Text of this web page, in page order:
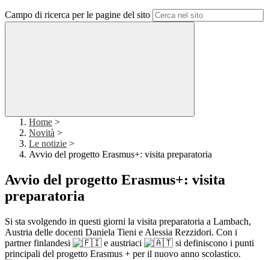
Campo di ricerca per le pagine del sito
Home >
Novità >
Le notizie >
Avvio del progetto Erasmus+: visita preparatoria
Avvio del progetto Erasmus+: visita
preparatoria
Si sta svolgendo in questi giorni la visita preparatoria a Lambach,
Austria delle docenti Daniela Tieni e Alessia Rezzidori. Con i
partner finlandesi
e austriaci
si definiscono i punti
principali del progetto Erasmus + per il nuovo anno scolastico.